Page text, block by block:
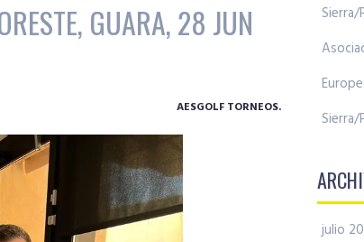
GUARA, 28 JUN
AESGOLF TORNEOS.
julio